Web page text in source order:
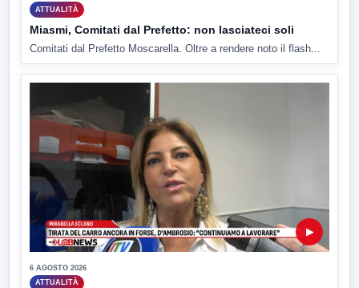
ATTUALITÀ
Miasmi, Comitati dal Prefetto: non lasciateci soli
Comitati dal Prefetto Moscarella. Oltre a rendere noto il flash...
▶
6 AGOSTO 2026
ATTUALITÀ